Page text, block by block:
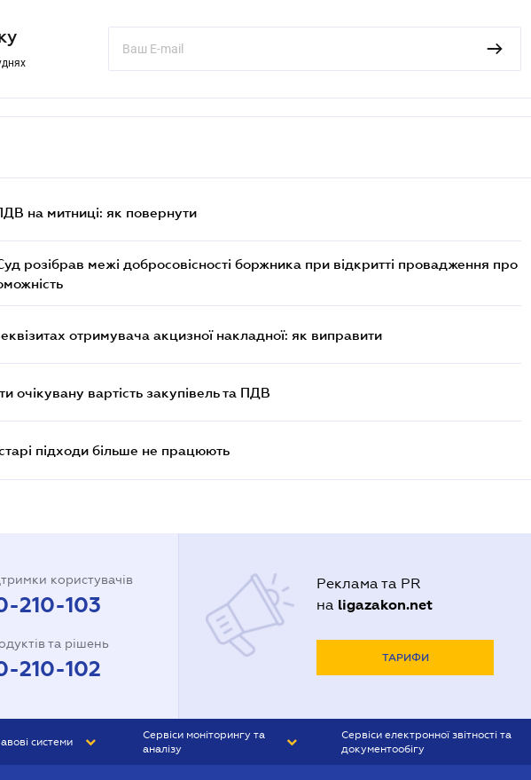
на митниці: як повернути
розібрав межі добросовісності боржника при відкритті провадження про
отримувача акцизної накладної: як виправити
очікувану вартість закупівель та ПДВ
підходи більше не працюють
користувачів
210-103
та рішень
210-102
Реклама та PR
на ligazakon.net
ТАРИФИ
системи
Сервіси моніторингу та
аналізу
Сервіси електронної звітності та
документообігу